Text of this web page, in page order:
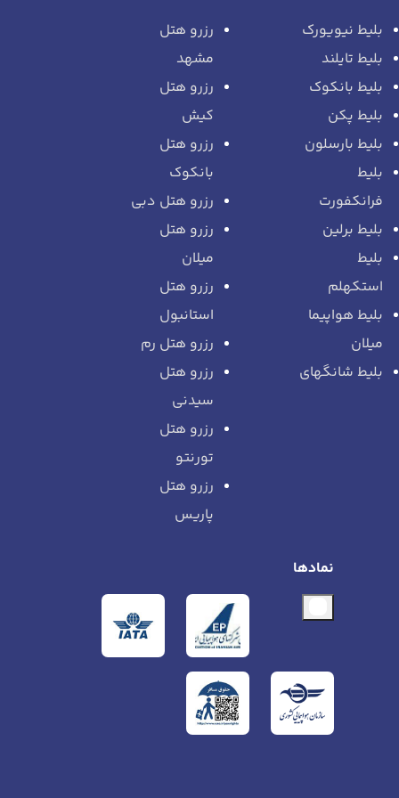
بلیط نیویورک
بلیط تایلند
بلیط بانکوک
بلیط پکن
بلیط بارسلون
بلیط
فرانکفورت
بلیط برلین
بلیط
استکهلم
بلیط هواپیما
میلان
بلیط شانگهای
رزرو هتل
مشهد
رزرو هتل
کیش
رزرو هتل
بانکوک
رزرو هتل دبی
رزرو هتل
میلان
رزرو هتل
استانبول
رزرو هتل رم
رزرو هتل
سیدنی
رزرو هتل
تورنتو
رزرو هتل
پاریس
نمادها